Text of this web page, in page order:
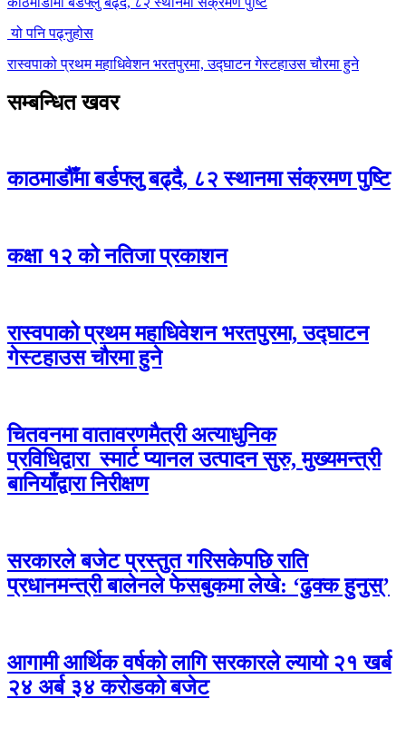
यो पनि पढ्नुहोस
रास्वपाको प्रथम महाधिवेशन भरतपुरमा, उद्घाटन गेस्टहाउस चौरमा हुने
सम्बन्धित खवर
काठमाडौँमा बर्डफ्लु बढ्दै, ८२ स्थानमा संक्रमण पुष्टि
कक्षा १२ को नतिजा प्रकाशन
रास्वपाको प्रथम महाधिवेशन भरतपुरमा, उद्घाटन
गेस्टहाउस चौरमा हुने
चितवनमा वातावरणमैत्री अत्याधुनिक
प्रविधिद्वारा स्मार्ट प्यानल उत्पादन सुरु, मुख्यमन्त्री
बानियाँद्वारा निरीक्षण
सरकारले बजेट प्रस्तुत गरिसकेपछि राति
प्रधानमन्त्री बालेनले फेसबुकमा लेखे: ‘ढुक्क हुनुस्’
आगामी आर्थिक वर्षको लागि सरकारले ल्यायो २१ खर्ब
२४ अर्ब ३४ करोडको बजेट